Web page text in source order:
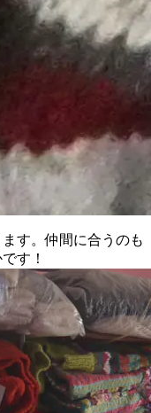
す。仲間に合うのも
す！